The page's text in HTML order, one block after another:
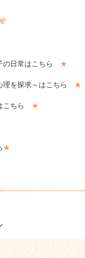
の日常はこちら ★
を探求～はこちら ★
こちら ★
★